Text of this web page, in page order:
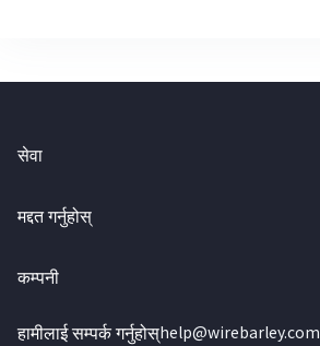
सेवा
मद्दत गर्नुहोस्
कम्पनी
हामीलाई सम्पर्क गर्नुहोस्help@wirebarley.com